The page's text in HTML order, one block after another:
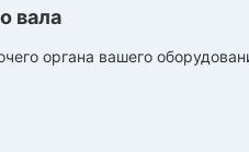
вала
органа вашего